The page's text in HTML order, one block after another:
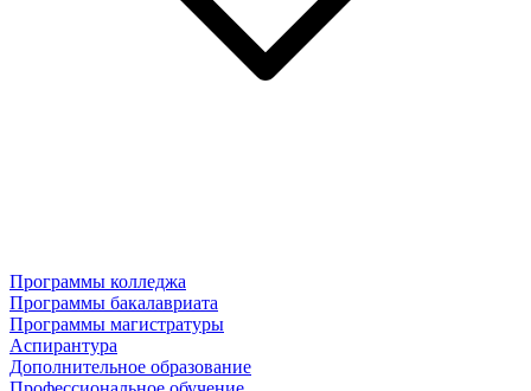
Программы колледжа
Программы бакалавриата
Программы магистратуры
Аспирантура
Дополнительное образование